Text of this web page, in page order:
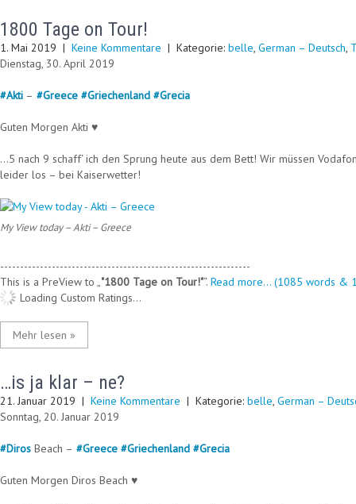
1800 Tage on Tour!
1. Mai 2019 | Keine Kommentare | Kategorie: belle, German – Deutsch,
Dienstag, 30. April 2019
#Akti – #Greece #Griechenland #Grecia
Guten Morgen Akti ♥
…5 nach 9 schaff‘ ich den Sprung heute aus dem Bett! Wir müssen
leider los – bei Kaiserwetter!
My View today – Akti – Greece
---------------------------------------------------------------
This is a PreView to "1800 Tage on Tour!". Read more... (1085 words &
Loading Custom Ratings...
Mehr lesen »
…is ja klar – ne?
21. Januar 2019 | Keine Kommentare | Kategorie: belle, German –
Sonntag, 20. Januar 2019
#Diros Beach – #Greece #Griechenland #Grecia
Guten Morgen Diros Beach ♥